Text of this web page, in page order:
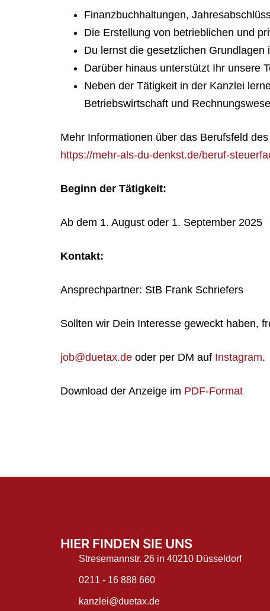
Finanzbuchhaltungen,
Die Erstellung von betrieblichen und
Du lernst die gesetzlichen
Darüber hinaus unterstützt Ihr unsere
Neben der Tätigkeit in der Kanzlei
Betriebswirtschaft und
Mehr Informationen über das Berufsfeld
https://mehr-als-du-denkst.de/beruf-
Beginn der Tätigkeit:
Ab dem 1. August oder 1. September 2025
Kontakt:
Ansprechpartner: StB Frank Schriefers
Sollten wir Dein Interesse geweckt haben,
job@duetax.de oder per DM auf Instagram.
Download der Anzeige im PDF-Format
HIER FINDEN SIE UNS
Stresemannstr. 26 in 40210 Düsseldorf
0211 - 16 888 660
kanzlei@duetax.de